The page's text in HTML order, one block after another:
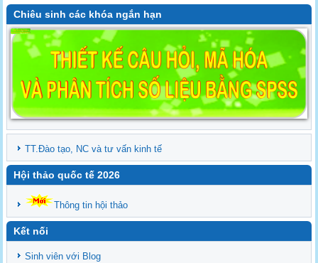
Chiêu sinh các khóa ngắn hạn
TT.Đào tạo, NC và tư vấn kinh tế
Hội thảo quốc tế 2026
Thông tin hội thảo
Kết nối
Sinh viên với Blog